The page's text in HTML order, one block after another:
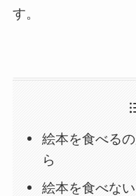
す。
絵本を食べる
ら
絵本を食べな